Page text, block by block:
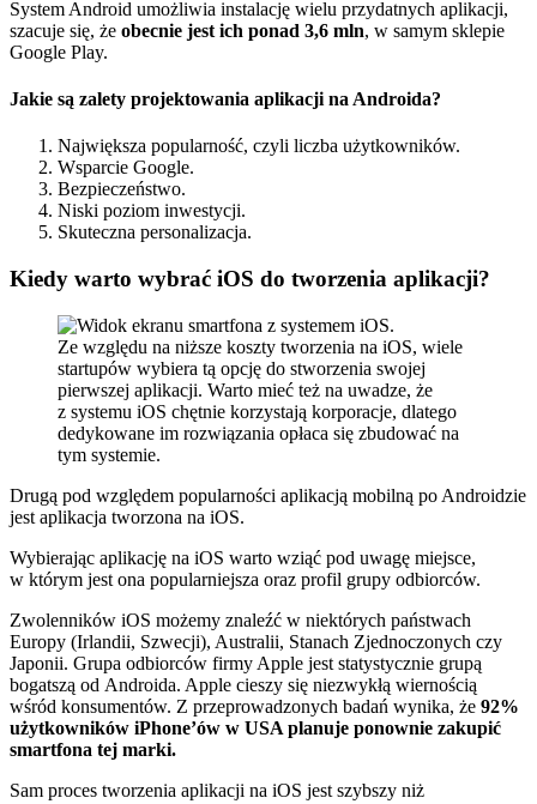
System Android umożliwia instalację wielu przydatnych aplikacji,
szacuje się, że obecnie jest ich ponad 3,6 mln, w samym sklepie
Google Play.
Jakie są zalety projektowania aplikacji na Androida?
Największa popularność, czyli liczba użytkowników.
Wsparcie Google.
Bezpieczeństwo.
Niski poziom inwestycji.
Skuteczna personalizacja.
Kiedy warto wybrać iOS do tworzenia aplikacji?
Ze względu na niższe koszty tworzenia na iOS, wiele
startupów wybiera tą opcję do stworzenia swojej
pierwszej aplikacji. Warto mieć też na uwadze, że
z systemu iOS chętnie korzystają korporacje, dlatego
dedykowane im rozwiązania opłaca się zbudować na
tym systemie.
Drugą pod względem popularności aplikacją mobilną po Androidzie
jest aplikacja tworzona na iOS.
Wybierając aplikację na iOS warto wziąć pod uwagę miejsce,
w którym jest ona popularniejsza oraz profil grupy odbiorców.
Zwolenników iOS możemy znaleźć w niektórych państwach
Europy (Irlandii, Szwecji), Australii, Stanach Zjednoczonych czy
Japonii. Grupa odbiorców firmy Apple jest statystycznie grupą
bogatszą od Androida. Apple cieszy się niezwykłą wiernością
wśród konsumentów. Z przeprowadzonych badań wynika, że 92%
użytkowników iPhone’ów w USA planuje ponownie zakupić
smartfona tej marki.
Sam proces tworzenia aplikacji na iOS jest szybszy niż